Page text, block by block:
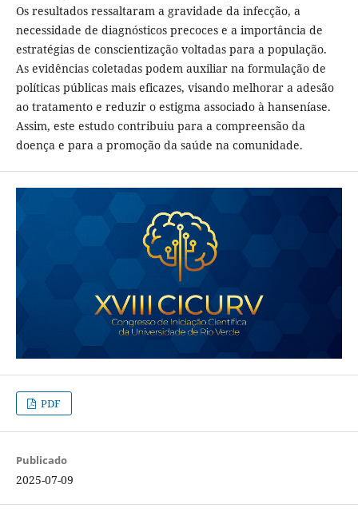
Os resultados ressaltaram a gravidade da infecção, a
necessidade de diagnósticos precoces e a importância de
estratégias de conscientização voltadas para a população.
As evidências coletadas podem auxiliar na formulação de
políticas públicas mais eficazes, visando melhorar a adesão
ao tratamento e reduzir o estigma associado à hanseníase.
Assim, este estudo contribuiu para a compreensão da
doença e para a promoção da saúde na comunidade.
PDF
Publicado
2025-07-09